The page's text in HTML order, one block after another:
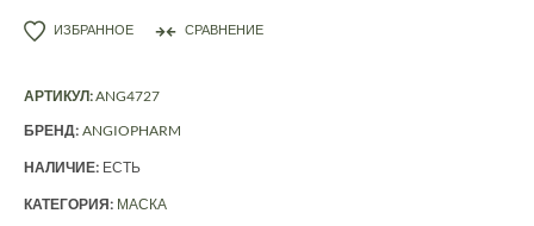
ИЗБРАННОЕ СРАВНЕНИЕ
АРТИКУЛ:ANG4727
БРЕНД: ANGIOPHARM
НАЛИЧИЕ: ЕСТЬ
КАТЕГОРИЯ: МАСКА